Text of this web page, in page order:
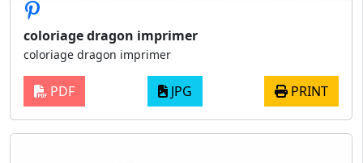
coloriage dragon imprimer
coloriage dragon imprimer
PDF JPG PRINT